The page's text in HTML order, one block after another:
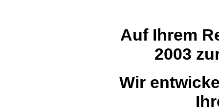
Auf Ihrem
2003
Wir